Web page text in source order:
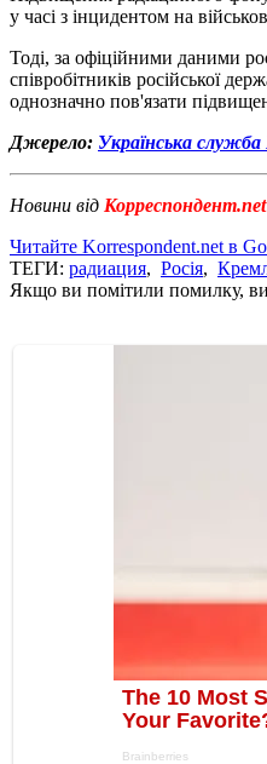
у часі з інцидентом на
Тоді, за офіційними даними
співробітників російської
однозначно пов'язати
Джерело: Українська служба
Новини від Корреспондент.net
Читайте Korrespondent.net в
ТЕГИ: радиация, Росія,
Якщо ви помітили помилку,